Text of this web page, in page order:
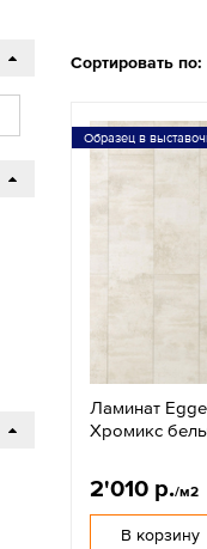
Сортировать по:
Образец в
Ламинат
Хромикс
2'010 р./м2
В корзину